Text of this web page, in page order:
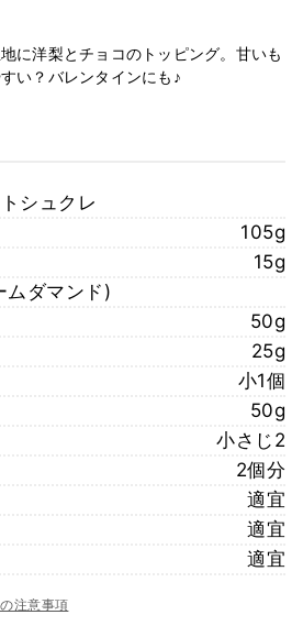
に洋梨とチョコのトッピング。甘いも
い？バレンタインにも♪
シュクレ
105g
15g
ダマンド)
50g
25g
小1個
50g
小さじ2
2個分
適宜
適宜
適宜
注意事項